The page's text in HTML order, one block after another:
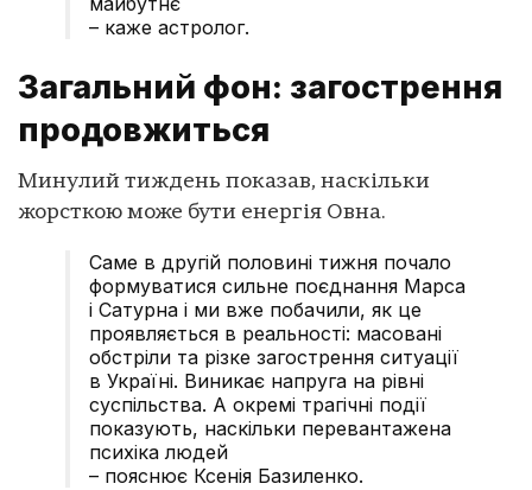
– каже астролог.
Загальний фон: загострення
продовжиться
Минулий тиждень показав, наскільки
жорсткою може бути енергія Овна.
Саме в другій половині тижня почало
формуватися сильне поєднання Марса
і Сатурна і ми вже побачили, як це
проявляється в реальності: масовані
обстріли та різке загострення ситуації
в Україні. Виникає напруга на рівні
суспільства. А окремі трагічні події
показують, наскільки перевантажена
психіка людей
– пояснює Ксенія Базиленко.